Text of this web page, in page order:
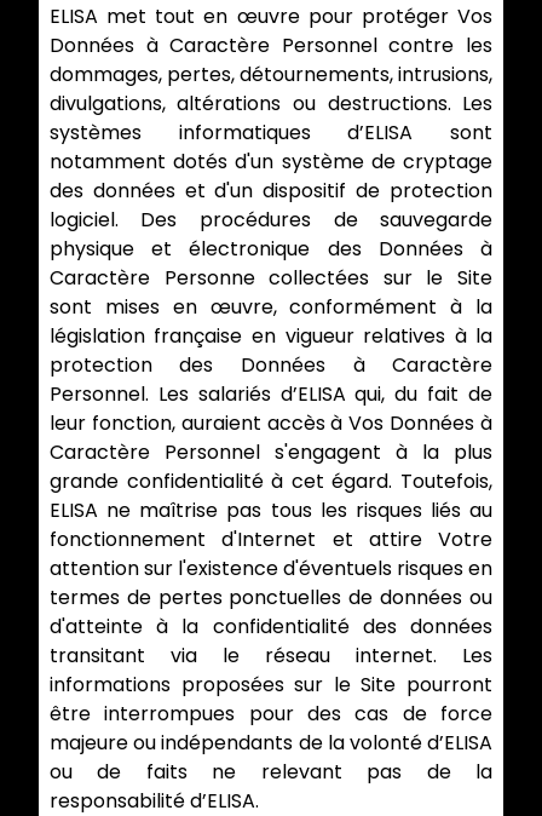
ELISA met tout en œuvre pour protéger Vos
Données à Caractère Personnel contre les
dommages, pertes, détournements, intrusions,
divulgations, altérations ou destructions. Les
systèmes informatiques d’ELISA sont
notamment dotés d'un système de cryptage
des données et d'un dispositif de protection
logiciel. Des procédures de sauvegarde
physique et électronique des Données à
Caractère Personne collectées sur le Site
sont mises en œuvre, conformément à la
législation française en vigueur relatives à la
protection des Données à Caractère
Personnel. Les salariés d’ELISA qui, du fait de
leur fonction, auraient accès à Vos Données à
Caractère Personnel s'engagent à la plus
grande confidentialité à cet égard. Toutefois,
ELISA ne maîtrise pas tous les risques liés au
fonctionnement d'Internet et attire Votre
attention sur l'existence d'éventuels risques en
termes de pertes ponctuelles de données ou
d'atteinte à la confidentialité des données
transitant via le réseau internet. Les
informations proposées sur le Site pourront
être interrompues pour des cas de force
majeure ou indépendants de la volonté d’ELISA
ou de faits ne relevant pas de la
responsabilité d’ELISA.